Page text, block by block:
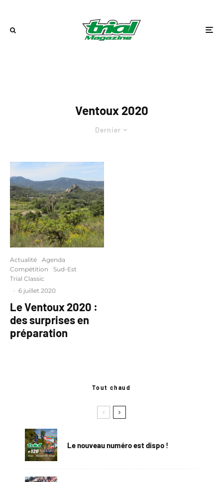
Ventoux 2020
Dernier
Actualité
Agenda
Compétition
Sud-Est
Trial Classic
· 6 juillet 2020
Le Ventoux 2020 :
des surprises en
préparation
Tout chaud
Le nouveau numéro est dispo !